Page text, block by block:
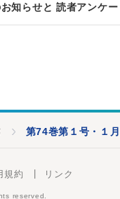
お知らせと 読者アンケ
第74巻第１号・１
規約 リンク
reserved.